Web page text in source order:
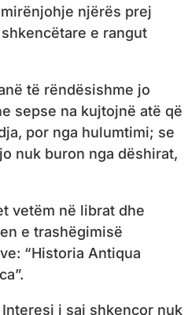
njërës prej
e rangut
të rëndësishme jo
sepse na kujtojnë atë që
por nga hulumtimi; se
nuk buron nga dëshirat,
vetëm në librat dhe
e trashëgimisë
“Historia Antiqua
i saj shkencor nuk